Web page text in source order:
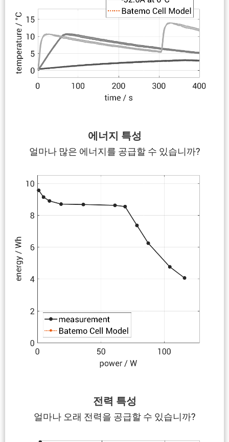
에너지 특성
얼마나 많은 에너지를 공급할 수 있습니까?
전력 특성
얼마나 오래 전력을 공급할 수 있습니까?